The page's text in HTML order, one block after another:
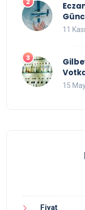
11
15
Fiyat